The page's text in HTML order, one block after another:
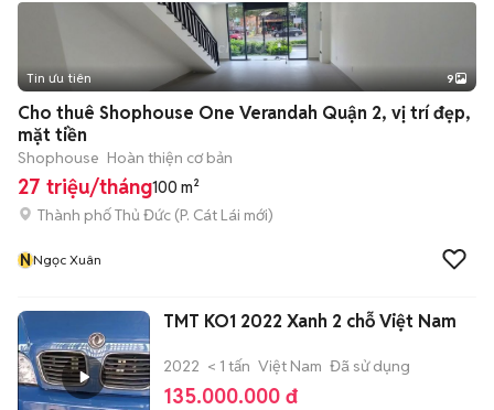
+2
Tin ưu tiên 9
Cho thuê Shophouse One Verandah Quận 2, vị trí đẹp,
mặt tiền
Shophouse Hoàn thiện cơ bản
27 triệu/tháng100 m²
Thành phố Thủ Đức (P. Cát Lái mới)
NNgọc Xuân
TMT KO1 2022 Xanh 2 chỗ Việt Nam
2022 < 1 tấn Việt Nam Đã sử dụng
135.000.000 đ